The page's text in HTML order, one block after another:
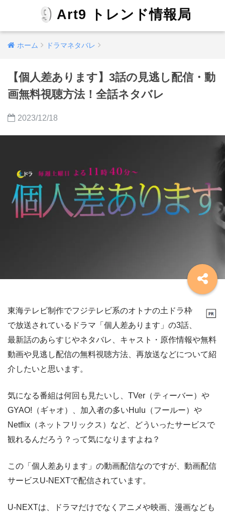
Art9 トレンド情報局
ホーム ドラマネタバレ
【個人差あります】3話の見逃し配信・動
画無料視聴方法！全話ネタバレ
2023/12/18
東海テレビ制作でフジテレビ系のオトナの土ドラ枠
で放送されているドラマ「個人差あります」の3話、
最新話のあらすじやネタバレ、キャスト・原作情報や無料
動画や見逃し配信の無料視聴方法、再放送などについて紹
介したいと思います。
気になる番組は何回も見たいし、TVer（ティーバー）や
GYAO!（ギャオ）、加入者の多いHulu（フールー）や
Netflix（ネットフリックス）など、どういったサービスで
観れるんだろう？って気になりますよね？
この「個人差あります」の動画配信なのですが、動画配信
サービスU-NEXTで配信されています。
U-NEXTは、ドラマだけでなくアニメや映画、漫画なども